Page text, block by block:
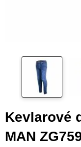
Kevlarové
MAN